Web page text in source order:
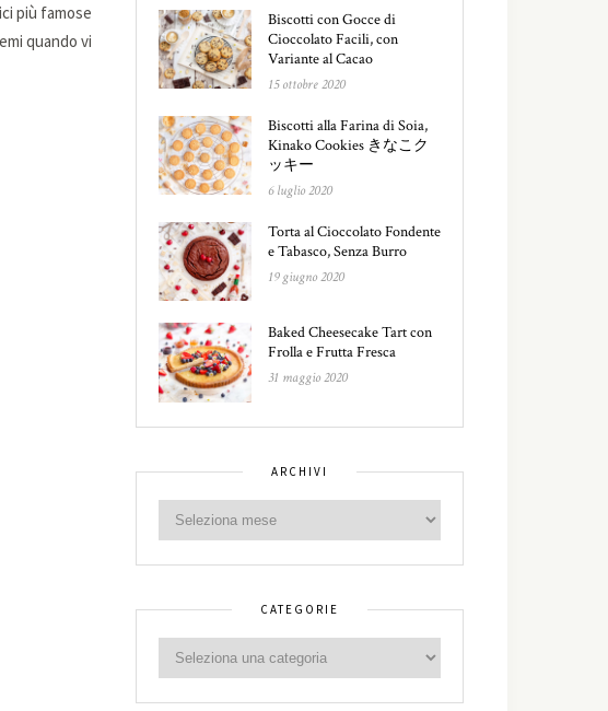
più famose
quando vi
Biscotti con Gocce di
Cioccolato Facili, con
Variante al Cacao
15 ottobre 2020
Biscotti alla Farina di Soia,
Kinako Cookies きなこク
ッキー
6 luglio 2020
Torta al Cioccolato Fondente
e Tabasco, Senza Burro
19 giugno 2020
Baked Cheesecake Tart con
Frolla e Frutta Fresca
31 maggio 2020
ARCHIVI
CATEGORIE